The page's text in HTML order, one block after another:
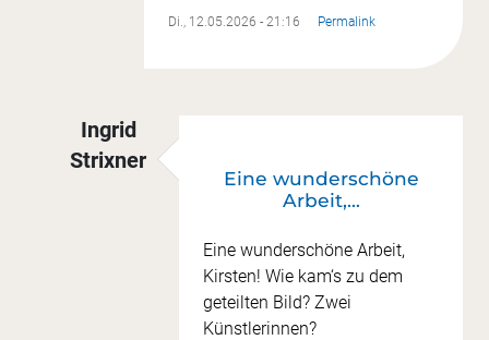
Di., 12.05.2026 - 21:16 Permalink
Ingrid
Strixner
Auf den letzten Drückervon
Eine wunderschöne
Arbeit,…
Eine wunderschöne Arbeit,
Kirsten! Wie kam‘s zu dem
geteilten Bild? Zwei
Künstlerinnen?